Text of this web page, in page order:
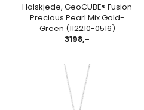
Halskjede, GeoCUBE® Fusion
Precious Pearl Mix Gold-
Green (112210-0516)
3198,-